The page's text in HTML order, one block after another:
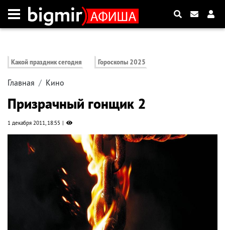
Какой праздник сегодня Гороскопы 2025
Главная Кино
Призрачный гонщик 2
1 декабря 2011, 18:55